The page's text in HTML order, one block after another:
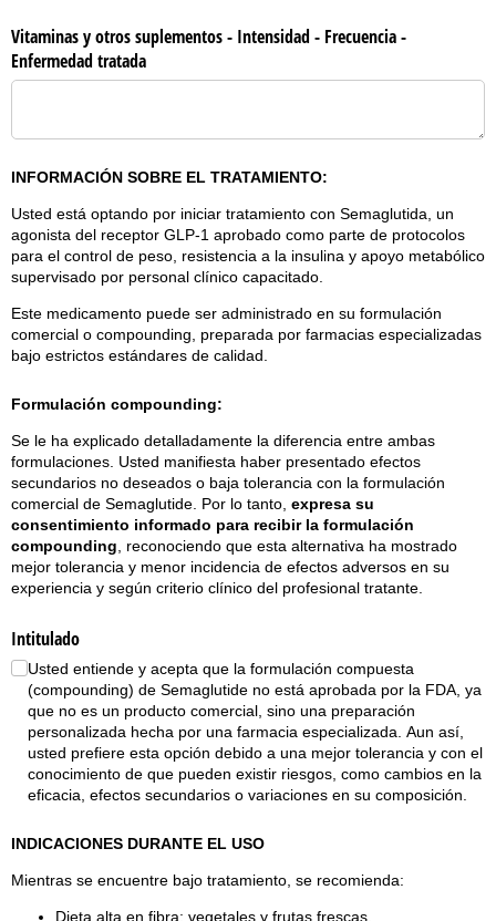
Vitaminas y otros suplementos - Intensidad - Frecuencia -
Enfermedad tratada
INFORMACIÓN SOBRE EL TRATAMIENTO:
Usted está optando por iniciar tratamiento con Semaglutida, un
agonista del receptor GLP-1 aprobado como parte de protocolos
para el control de peso, resistencia a la insulina y apoyo metabólico
supervisado por personal clínico capacitado.
Este medicamento puede ser administrado en su formulación
comercial o compounding, preparada por farmacias especializadas
bajo estrictos estándares de calidad.
Formulación compounding:
Se le ha explicado detalladamente la diferencia entre ambas
formulaciones. Usted manifiesta haber presentado efectos
secundarios no deseados o baja tolerancia con la formulación
comercial de Semaglutide. Por lo tanto, expresa su
consentimiento informado para recibir la formulación
compounding, reconociendo que esta alternativa ha mostrado
mejor tolerancia y menor incidencia de efectos adversos en su
experiencia y según criterio clínico del profesional tratante.
Intitulado
Usted entiende y acepta que la formulación compuesta
(compounding) de Semaglutide no está aprobada por la FDA, ya
que no es un producto comercial, sino una preparación
personalizada hecha por una farmacia especializada. Aun así,
usted prefiere esta opción debido a una mejor tolerancia y con el
conocimiento de que pueden existir riesgos, como cambios en la
eficacia, efectos secundarios o variaciones en su composición.
INDICACIONES DURANTE EL USO
Mientras se encuentre bajo tratamiento, se recomienda:
Dieta alta en fibra: vegetales y frutas frescas.